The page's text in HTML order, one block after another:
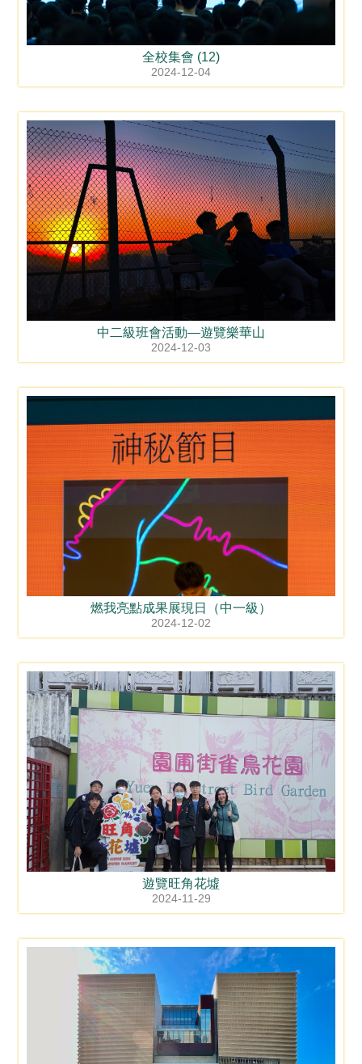
全校集會 (12)
2024-12-04
中二級班會活動—遊覽樂華山
2024-12-03
燃我亮點成果展現日（中一級）
2024-12-02
遊覽旺角花墟
2024-11-29